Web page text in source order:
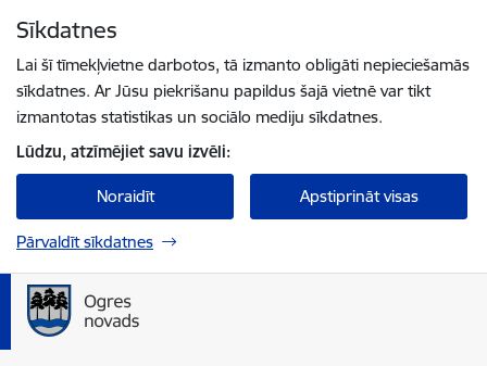
Sīkdatnes
Lai šī tīmekļvietne darbotos, tā izmanto obligāti nepieciešamās
sīkdatnes. Ar Jūsu piekrišanu papildus šajā vietnē var tikt
izmantotas statistikas un sociālo mediju sīkdatnes.
Lūdzu, atzīmējiet savu izvēli:
Noraidīt Apstiprināt visas
Pārvaldīt sīkdatnes